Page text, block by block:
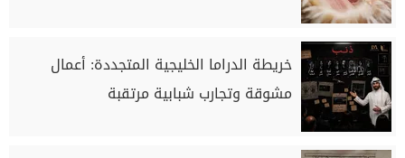
خريطة الدراما الخليجية المتجددة: أعمال
مشوقة وتجارب شبابية مرتقبة